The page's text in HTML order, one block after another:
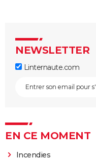
NEWSLETTER
Linternaute.com
EN CE MOMENT
Incendies